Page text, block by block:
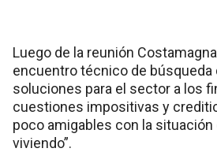
Luego de la reunión
encuentro técnico de
soluciones para el sector a los
cuestiones impositivas y
poco amigables con la situación
viviendo”.